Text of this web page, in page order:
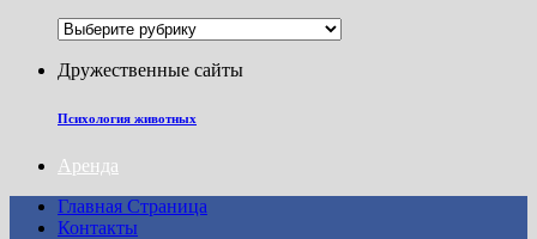
Рубрики
Дружественные сайты
Психология животных
Аренда
Главная Страница
Контакты